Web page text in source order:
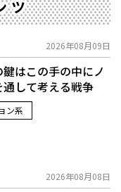
ツ
2026年08月09日
はこの手の中に――ノ
して考える戦争
ン系
2026年08月08日